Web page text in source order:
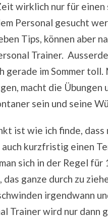
wirklich nur für
Personal gesucht
Tips, können aber
Trainer.
gerade im Sommer
macht die
sein und seine
ist wie ich finde, dass
auch kurzfristig einen
sich in der Regel
das ganze durch zu
irgendwann
Trainer wird nur dann